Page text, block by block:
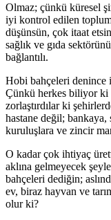
​Olmaz; çünkü küresel
iyi kontrol edilen
düşünsün, çok itaat
sağlık ve gıda
bağlantılı.
​Hobi bahçeleri denince
Çünkü herkes biliyor ki
zorlaştırdılar ki
hastane değil;
kuruluşlara ve zincir
​O kadar çok ihtiyaç
aklına gelmeyecek
bahçeleri dediğin;
ev, biraz hayvan ve
olur ki?